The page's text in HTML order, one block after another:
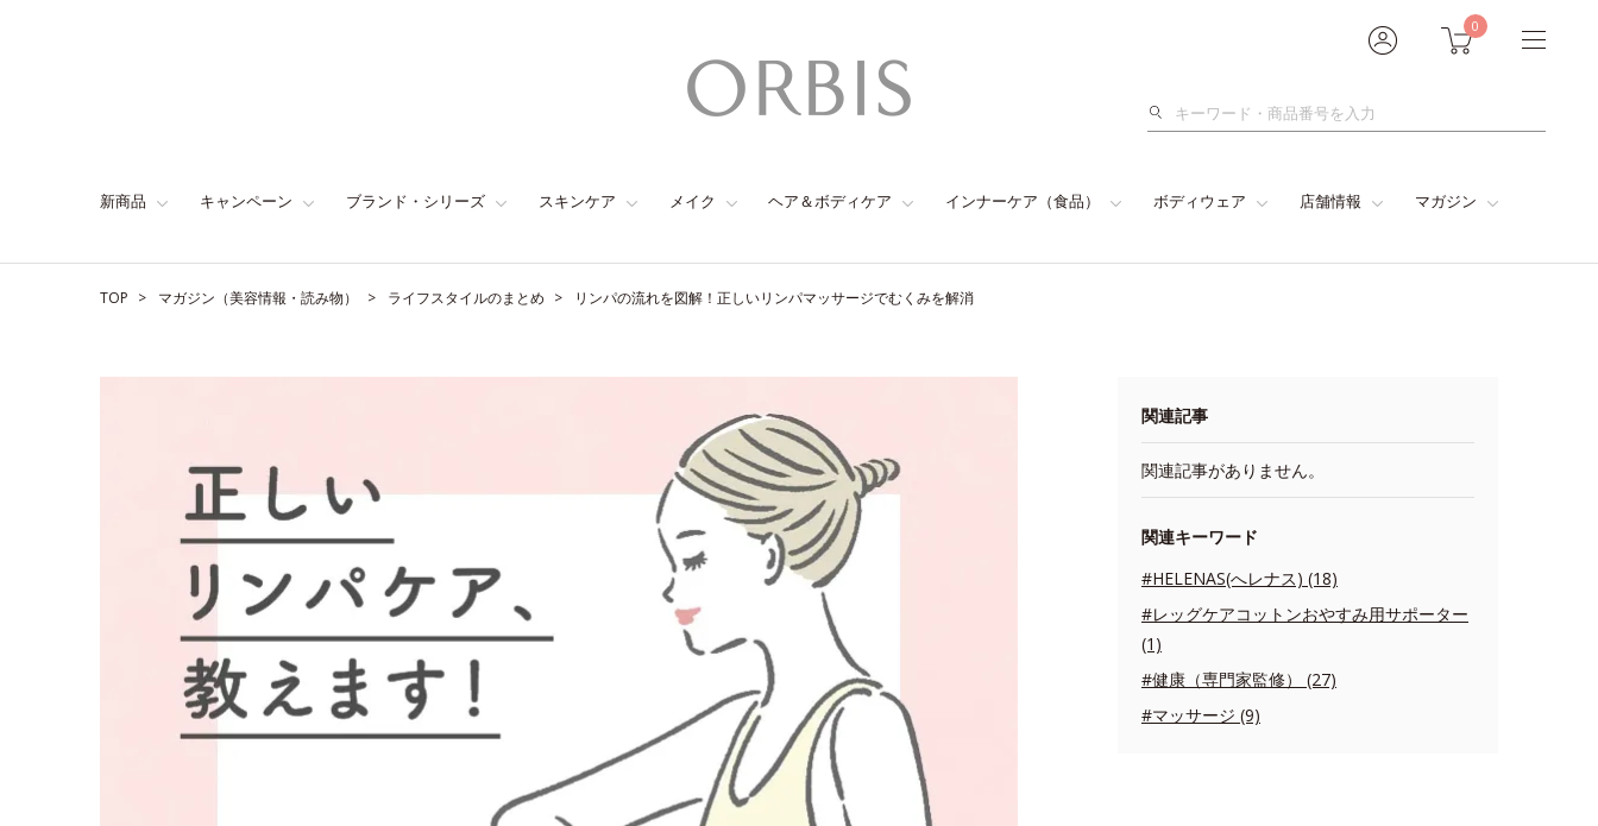
0
検
新商品 キャンペーン ブランド・シリーズ スキンケア メイク ヘア＆ボディケア インナーケア（食品） ボディウェア 店舗情報 マガジン
TOP マガジン（美容情報・読み物） ライフスタイルのまとめ リンパの流れを図解！正しいリンパマッサージでむくみを解消
関連記事
関連記事がありません。
関連キーワード
#HELENAS(へレナス) (18)
#レッグケアコットンおやすみ用サポーター
(1)
#健康（専門家監修） (27)
#マッサージ (9)